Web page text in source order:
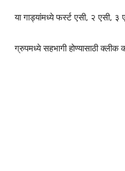
या गाड्यांमध्ये फर्स्ट एसी, २
ग्रुपमध्ये सहभागी होण्यासाठी क्लीक